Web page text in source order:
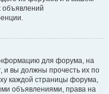
объявлений
для форума, на
и вы должны прочесть их по
каждой страницы форума,
объявлениями, права на